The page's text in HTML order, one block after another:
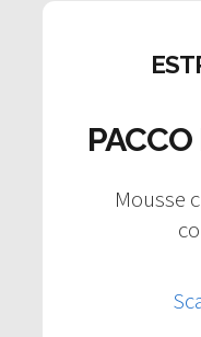
Mousse